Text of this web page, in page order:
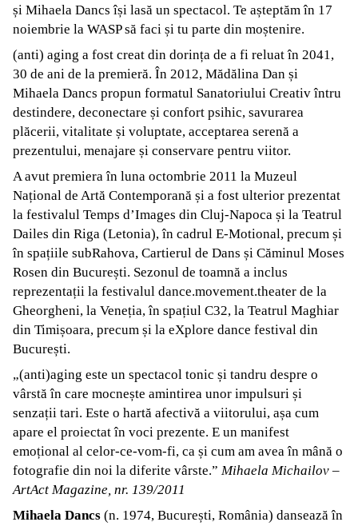
și Mihaela Dancs își lasă un spectacol. Te așteptăm în 17
noiembrie la WASP să faci și tu parte din moștenire.
(anti) aging a fost creat din dorința de a fi reluat în 2041,
30 de ani de la premieră. În 2012, Mădălina Dan și
Mihaela Dancs propun formatul Sanatoriului Creativ întru
destindere, deconectare și confort psihic, savurarea
plăcerii, vitalitate și voluptate, acceptarea serenă a
prezentului, menajare și conservare pentru viitor.
A avut premiera în luna octombrie 2011 la Muzeul
Național de Artă Contemporană și a fost ulterior prezentat
la festivalul Temps d’Images din Cluj-Napoca și la Teatrul
Dailes din Riga (Letonia), în cadrul E-Motional, precum și
în spațiile subRahova, Cartierul de Dans și Căminul Moses
Rosen din București. Sezonul de toamnă a inclus
reprezentații la festivalul dance.movement.theater de la
Gheorgheni, la Veneția, în spațiul C32, la Teatrul Maghiar
din Timișoara, precum și la eXplore dance festival din
București.
„(anti)aging este un spectacol tonic și tandru despre o
vârstă în care mocnește amintirea unor impulsuri și
senzații tari. Este o hartă afectivă a viitorului, așa cum
apare el proiectat în voci prezente. E un manifest
emoțional al celor-ce-vom-fi, ca și cum am avea în mână o
fotografie din noi la diferite vârste.” Mihaela Michailov –
ArtAct Magazine, nr. 139/2011
Mihaela Dancs (n. 1974, București, România) dansează în